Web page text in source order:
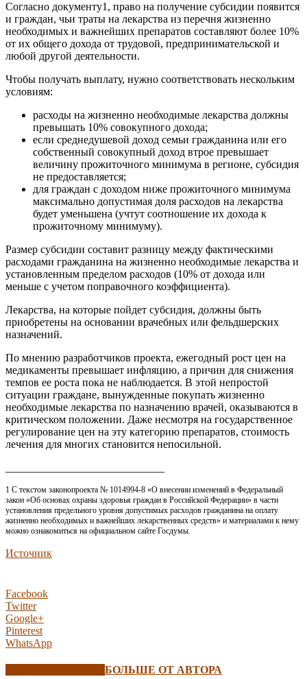
Согласно документу1, право на получение субсидии появится
и граждан, чьи траты на лекарства из перечня жизненно
необходимых и важнейших препаратов составляют более 10%
от их общего дохода от трудовой, предпринимательской и
любой другой деятельности.
Чтобы получать выплату, нужно соответствовать нескольким
условиям:
расходы на жизненно необходимые лекарства должны
превышать 10% совокупного дохода;
если среднедушевой доход семьи гражданина или его
собственный совокупный доход втрое превышает
величину прожиточного минимума в регионе, субсидия
не предоставляется;
для граждан с доходом ниже прожиточного минимума
максимально допустимая доля расходов на лекарства
будет уменьшена (учтут соотношение их дохода к
прожиточному минимуму).
Размер субсидии составит разницу между фактическими
расходами гражданина на жизненно необходимые лекарства и
установленным пределом расходов (10% от дохода или
меньше с учетом поправочного коэффициента).
Лекарства, на которые пойдет субсидия, должны быть
приобретены на основании врачебных или фельдшерских
назначений.
По мнению разработчиков проекта, ежегодный рост цен на
медикаменты превышает инфляцию, а причин для снижения
темпов ее роста пока не наблюдается. В этой непростой
ситуации граждане, вынужденные покупать жизненно
необходимые лекарства по назначению врачей, оказываются в
критическом положении. Даже несмотря на государственное
регулирование цен на эту категорию препаратов, стоимость
лечения для многих становится непосильной.
1 С текстом законопроекта № 1014994-8 «О внесении изменений в Федеральный
закон «Об основах охраны здоровья граждан в Российской Федерации» в части
установления предельного уровня допустимых расходов гражданина на оплату
жизненно необходимых и важнейших лекарственных средств» и материалами к нему
можно ознакомиться на официальном сайте Госдумы.
Источник
Facebook
Twitter
Google+
Pinterest
WhatsApp
БОЛЬШЕ ОТ АВТОРА